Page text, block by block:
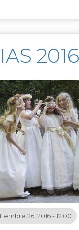
2016
26, 2016 - 12:00